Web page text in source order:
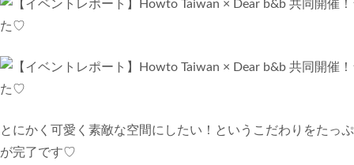
とにかく可愛く素敵な空間にしたい！というこだわりをたっ
が完了です♡